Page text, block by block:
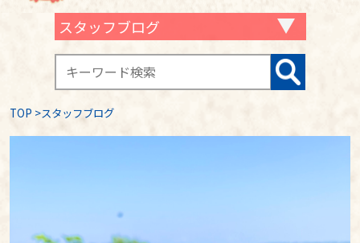
スタッフブログ
TOP >スタッフブログ